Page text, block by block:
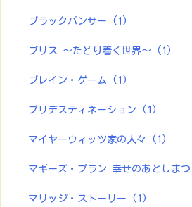
ブラックパンサー (1)
ブリス ～たどり着く世界～ (1)
ブレイン・ゲーム (1)
プリデスティネーション (1)
マイヤーウィッツ家の人々 (1)
マギーズ・プラン 幸せのあとしまつ
マリッジ・ストーリー (1)